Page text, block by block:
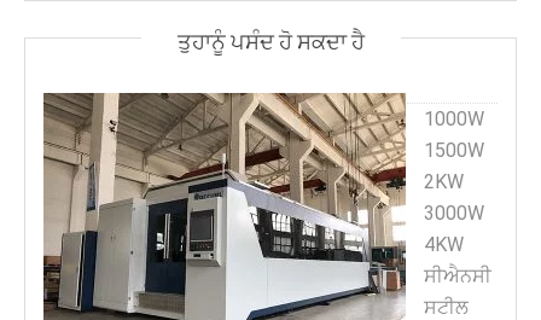
ਤੁਹਾਨੂੰ ਪਸੰਦ ਹੋ ਸਕਦਾ ਹੈ
1000W
1500W
2KW
3000W
4KW
ਸੀਐਨਸੀ
ਸਟੀਲ